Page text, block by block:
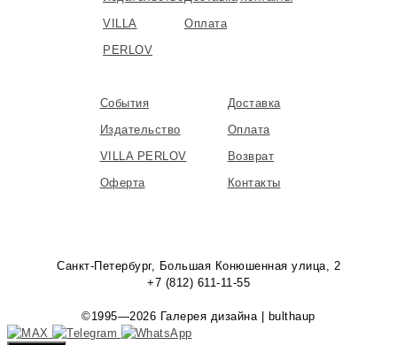
VILLA
PERLOV
Оплата
События
Издательство
VILLA PERLOV
Оферта
Доставка
Оплата
Возврат
Контакты
Санкт-Петербург, Большая Конюшенная улица, 2
+7 (812) 611-11-55
©1995—2026 Галерея дизайна | bulthaup